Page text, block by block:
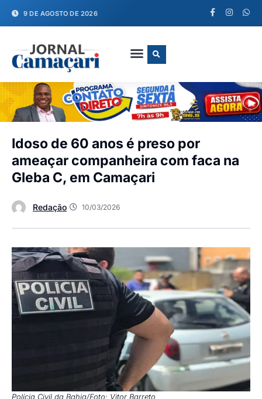
9 DE AGOSTO DE 2026
Idoso de 60 anos é preso por
ameaçar companheira com faca na
Gleba C, em Camaçari
Redação 10/03/2026
Polícia Civil da Bahia/Foto: Vitor Barreto